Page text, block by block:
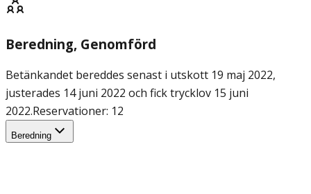
Beredning, Genomförd
Betänkandet bereddes senast i utskott 19 maj 2022,
justerades 14 juni 2022 och fick trycklov 15 juni
2022.Reservationer: 12
Beredning